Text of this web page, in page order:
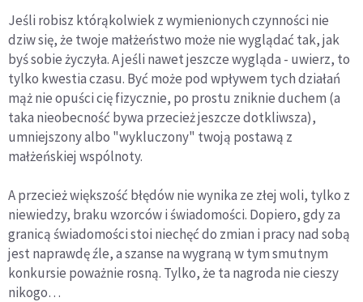
Jeśli robisz którąkolwiek z wymienionych czynności nie
dziw się, że twoje małżeństwo może nie wyglądać tak, jak
byś sobie życzyła. A jeśli nawet jeszcze wygląda - uwierz, to
tylko kwestia czasu. Być może pod wpływem tych działań
mąż nie opuści cię fizycznie, po prostu zniknie duchem (a
taka nieobecność bywa przecież jeszcze dotkliwsza),
umniejszony albo "wykluczony" twoją postawą z
małżeńskiej wspólnoty.
A przecież większość błędów nie wynika ze złej woli, tylko z
niewiedzy, braku wzorców i świadomości. Dopiero, gdy za
granicą świadomości stoi niechęć do zmian i pracy nad sobą
jest naprawdę źle, a szanse na wygraną w tym smutnym
konkursie poważnie rosną. Tylko, że ta nagroda nie cieszy
nikogo…